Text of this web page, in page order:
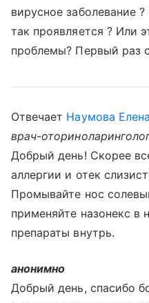
вирусное заболевание
так проявляется ? Или
проблемы? Первый раз
Отвечает Наумова
врач-
Добрый день! Скорее
аллергии и отек
Промывайте нос
применяйте назонекс в
препараты внутрь.
анонимно
Добрый день, спасибо